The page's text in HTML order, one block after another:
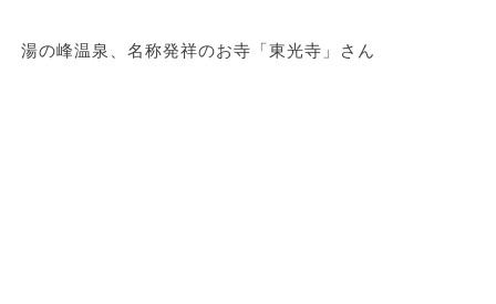
湯の峰温泉、名称発祥のお寺「東光寺」さん